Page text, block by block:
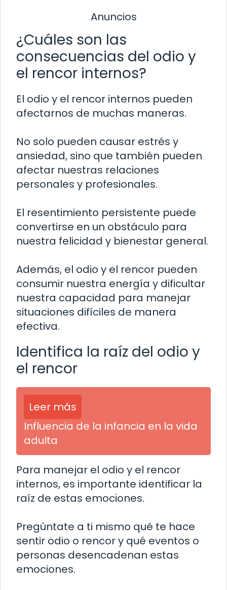
Anuncios
¿Cuáles son las
consecuencias del odio y
el rencor internos?
El odio y el rencor internos pueden
afectarnos de muchas maneras.
No solo pueden causar estrés y
ansiedad, sino que también pueden
afectar nuestras relaciones
personales y profesionales.
El resentimiento persistente puede
convertirse en un obstáculo para
nuestra felicidad y bienestar general.
Además, el odio y el rencor pueden
consumir nuestra energía y dificultar
nuestra capacidad para manejar
situaciones difíciles de manera
efectiva.
Identifica la raíz del odio y
el rencor
Leer más
Influencia de la infancia en la vida
adulta
Para manejar el odio y el rencor
internos, es importante identificar la
raíz de estas emociones.
Pregúntate a ti mismo qué te hace
sentir odio o rencor y qué eventos o
personas desencadenan estas
emociones.